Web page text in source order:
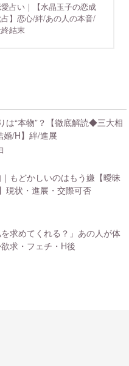
占い｜【水晶玉子の恋成
】恋心/絆/あの人の本音/
結末
は“本物”？【徹底解読◆三大相
/H】絆/進展
もどかしいのはもう嫌【曖昧
現状・進展・交際可否
求めてくれる？」あの人が体
求・フェチ・H後